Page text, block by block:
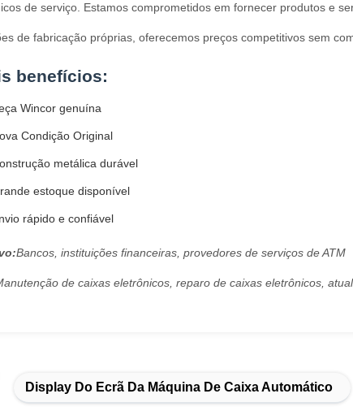
de serviço. Estamos comprometidos em fornecer produtos e
de fabricação próprias, oferecemos preços competitivos sem
benefícios:
Wincor genuína
Condição Original
metálica durável
estoque disponível
rápido e confiável
Bancos, instituições financeiras, provedores de serviços de ATM
de caixas eletrônicos, reparo de caixas eletrônicos,
Display Do Ecrã Da Máquina De Caixa Automático